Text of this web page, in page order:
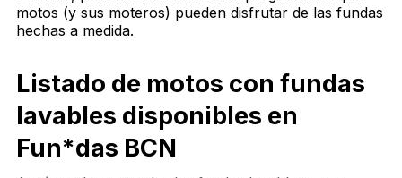
motos (y sus moteros) pueden disfrutar de las fundas
hechas a medida.
Listado de motos con fundas
lavables disponibles en
Fun*das BCN